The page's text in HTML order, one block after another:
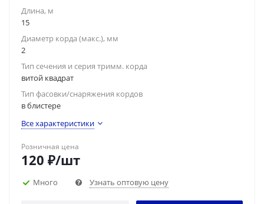
Длина, м
15
Диаметр корда (макс.), мм
2
Тип сечения и серия тримм. корда
витой квадрат
Тип фасовки/снаряжения кордов
в блистере
Все характеристики
Розничная цена
120 ₽/шт
Много Узнать оптовую цену